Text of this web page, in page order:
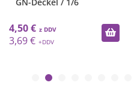
4,50 €
3,69 €